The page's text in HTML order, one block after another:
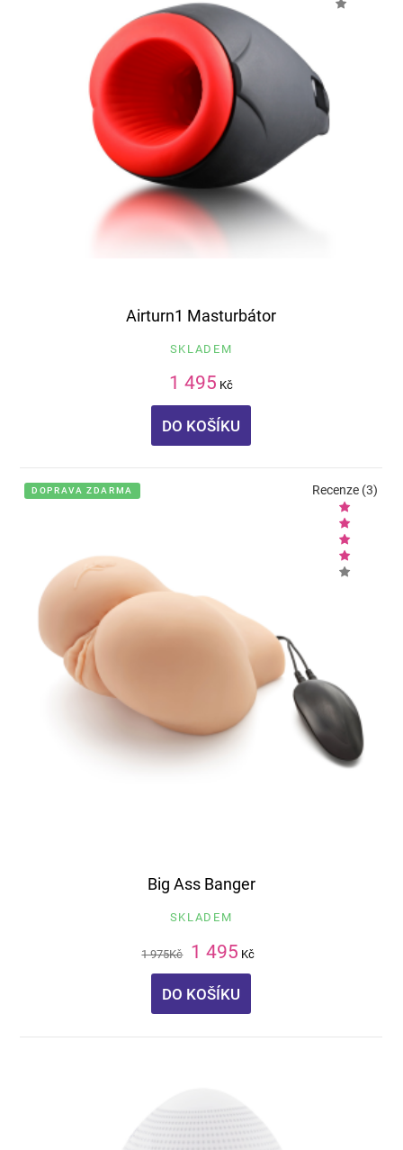
Airturn1 Masturbátor
SKLADEM
1 495 Kč
DO KOŠÍKU
DOPRAVA ZDARMA
Big Ass Banger
SKLADEM
1 975Kč 1 495 Kč
DO KOŠÍKU
Recenze (3)